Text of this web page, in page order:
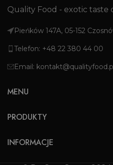
Quality Food - exotic taste
Pieńków 147A, 05-152
Telefon: +48 22 380 44 00
Email:
MENU
PRODUKTY
INFORMACJE